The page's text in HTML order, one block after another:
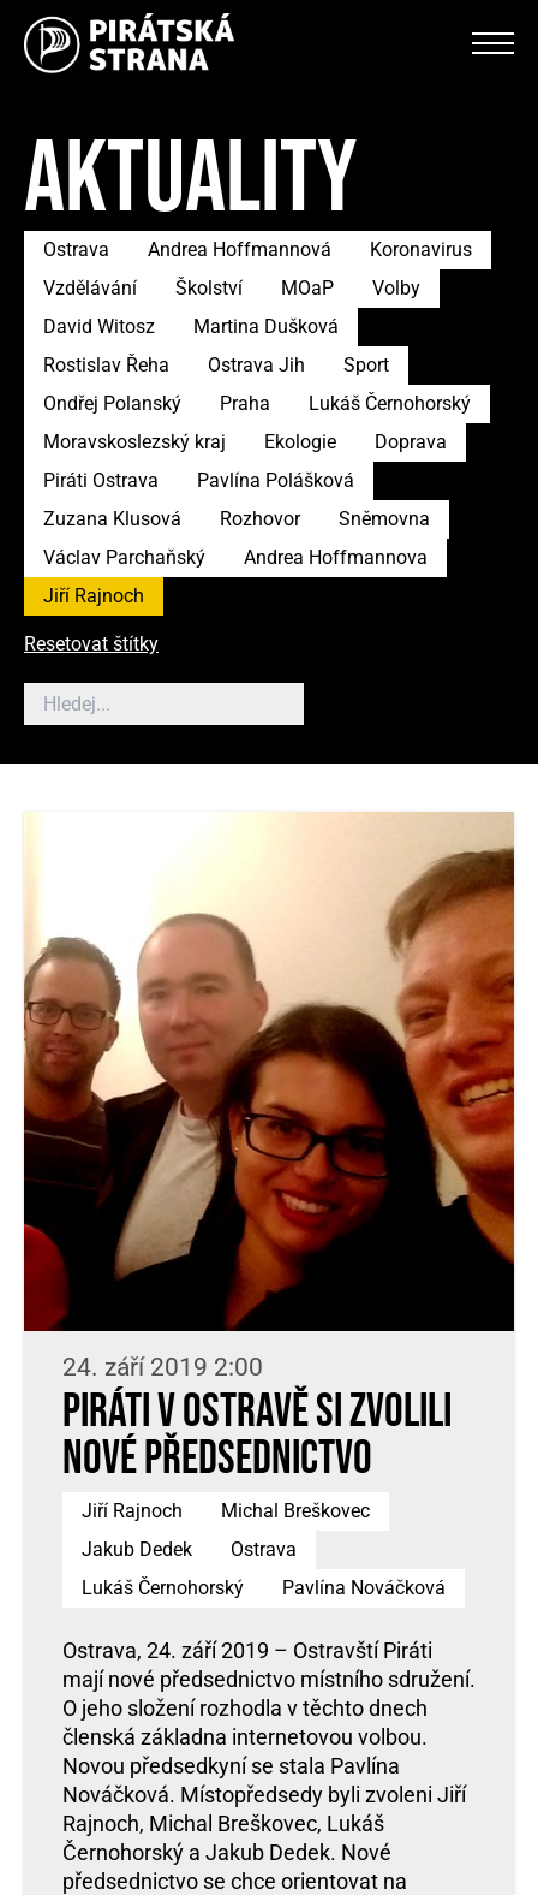
AKTUALITY
Ostrava Andrea Hoffmannová
Koronavirus
Vzdělávání
Školství MOaP
Volby
David Witosz
Martina Dušková
Rostislav Řeha
Ostrava Jih
Sport
Ondřej Polanský
Praha
Lukáš Černohorský
Moravskoslezský kraj
Ekologie
Doprava
Piráti Ostrava
Pavlína Polášková
Zuzana Klusová
Rozhovor
Sněmovna
Václav Parchaňský
Andrea Hoffmannova
Jiří Rajnoch
Resetovat štítky
24. září 2019 2:00
Piráti v Ostravě si zvolili
nové předsednictvo
Jiří Rajnoch
Michal Breškovec
Jakub Dedek
Ostrava
Lukáš Černohorský
Pavlína Nováčková
Ostrava, 24. září 2019 – Ostravští Piráti
mají nové předsednictvo místního sdružení.
O jeho složení rozhodla v těchto dnech
členská základna internetovou volbou.
Novou předsedkyní se stala Pavlína
Nováčková. Místopředsedy byli zvoleni Jiří
Rajnoch, Michal Breškovec, Lukáš
Černohorský a Jakub Dedek. Nové
předsednictvo se chce orientovat na